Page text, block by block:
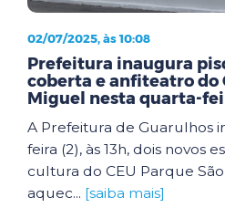
02/07/2025, às 10:08
Prefeitura inaugura
coberta e anfiteatro do
Miguel nesta quarta-
A Prefeitura de Guarulhos
feira (2), às 13h, dois novos
cultura do CEU Parque
aquec... [saiba mais]